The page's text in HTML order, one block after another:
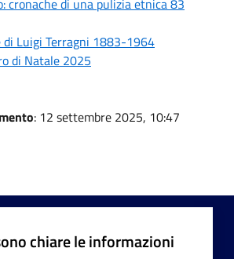
di Luigi Terragni 1883-1964
di Natale 2025
: 12 settembre 2025, 10:47
chiare le informazioni